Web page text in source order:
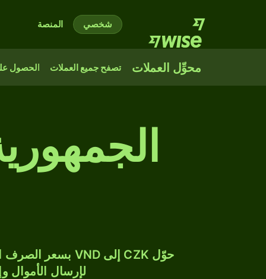
شخصي المنصة
محوِّل العملات تصفح جميع العملات الحصول
لإرسال الأموال